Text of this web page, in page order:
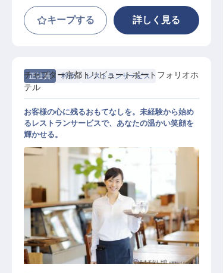
キープする 詳しく見る
正社員 料飲 レストランサービス
レストランサービス
チャプター京都トリビュートポートフォリオホ
テル
お客様の心に残るおもてなしを。未経験から始め
るレストランサービスで、あなたの温かい笑顔を
輝かせる。